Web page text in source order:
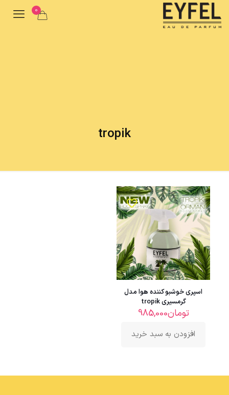
0
tropik
اسپری خوشبو کننده هوا مدل
گرمسیری tropik
تومان985,000
افزودن به سبد خرید